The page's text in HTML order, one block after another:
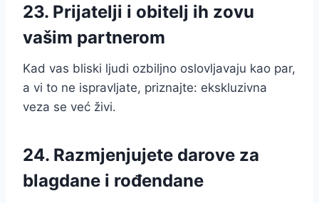
23. Prijatelji i obitelj ih zovu
vašim partnerom
Kad vas bliski ljudi ozbiljno oslovljavaju kao par,
a vi to ne ispravljate, priznajte: ekskluzivna
veza se već živi.
24. Razmjenjujete darove za
blagdane i rođendane